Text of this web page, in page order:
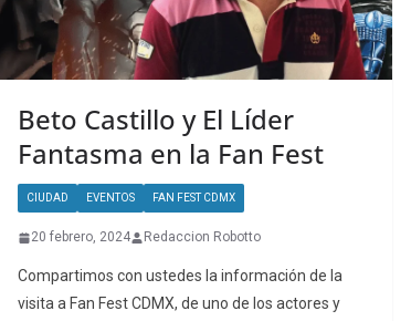
Beto Castillo y El Líder
Fantasma en la Fan Fest
CIUDAD EVENTOS FAN FEST CDMX
20 febrero, 2024 Redaccion Robotto
Compartimos con ustedes la información de la
visita a Fan Fest CDMX, de uno de los actores y